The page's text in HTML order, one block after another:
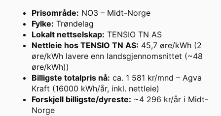
Prisområde: NO3 – Midt-Norge
Fylke: Trøndelag
Lokalt nettselskap: TENSIO TN AS
Nettleie hos TENSIO TN AS: 45,7 øre/kWh (2
øre/kWh lavere enn landsgjennomsnittet (~48
øre/kWh))
Billigste totalpris nå: ca. 1 581 kr/mnd – Agva
Kraft (16000 kWh/år, inkl. nettleie)
Forskjell billigste/dyreste: ~4 296 kr/år i Midt-
Norge